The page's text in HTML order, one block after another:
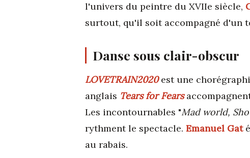
l'univers du peintre du XVIIe siècle,
surtout, qu'il soit accompagné d'un
Danse sous clair-obscur
LOVETRAIN2020est une
anglais Tears for Fears
Les incontournables "Mad world,
rythment le spectacle. Emanuel Gat
au rabais.